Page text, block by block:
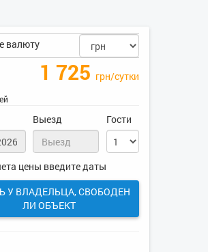
валюту
1 725 грн/сутки
Выезд Гости
цены введите даты
У ВЛАДЕЛЬЦА, СВОБОДЕН
ЛИ ОБЪЕКТ